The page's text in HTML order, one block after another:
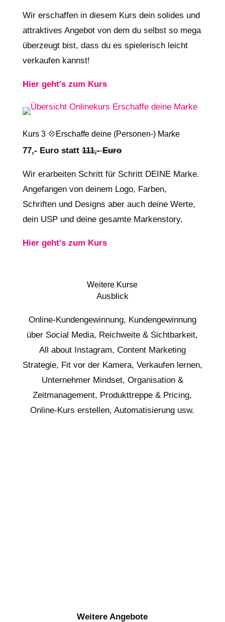
Wir erschaffen in diesem Kurs dein solides und
attraktives Angebot von dem du selbst so mega
überzeugt bist, dass du es spielerisch leicht
verkaufen kannst!
Hier geht's zum Kurs
Kurs 3 💠Erschaffe deine (Personen-) Marke
77,- Euro statt111,- Euro
Wir erarbeiten Schritt für Schritt DEINE Marke.
Angefangen von deinem Logo, Farben,
Schriften und Designs aber auch deine Werte,
dein USP und deine gesamte Markenstory.
Hier geht's zum Kurs
Weitere Kurse
Ausblick
Online-Kundengewinnung, Kundengewinnung
über Social Media, Reichweite & Sichtbarkeit,
All about Instagram, Content Marketing
Strategie, Fit vor der Kamera, Verkaufen lernen,
Unternehmer Mindset, Organisation &
Zeitmanagement, Produkttreppe & Pricing,
Online-Kurs erstellen, Automatisierung usw.
Weitere Angebote